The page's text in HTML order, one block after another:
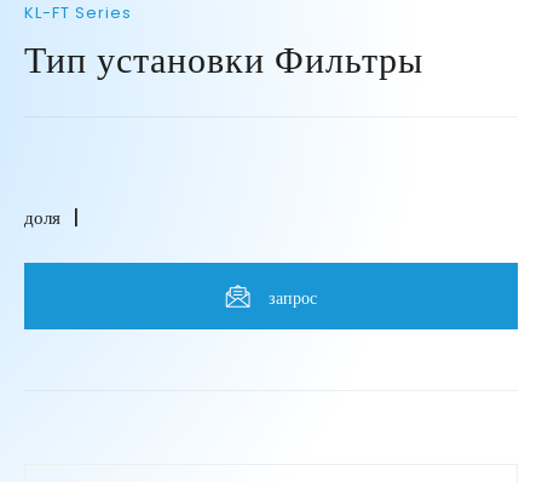
KL-FT Series
Тип установки Фильтры
доля
запрос